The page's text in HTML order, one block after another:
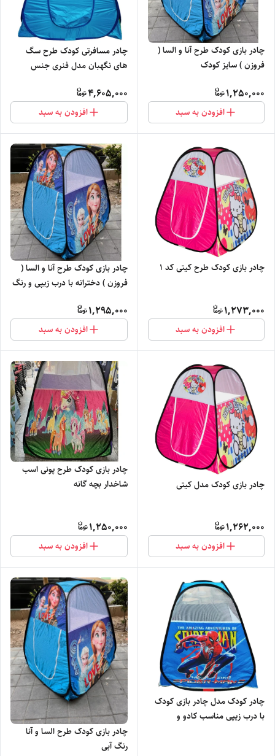
چادر بازی کودک طرح آنا و السا (
فروزن ) سایز کودک
1,250,000
افزودن به سبد
چادر مسافرتی کودک طرح سگ
های نگهبان مدل فنری جنس
4,605,000
افزودن به سبد
چادر بازی کودک طرح کیتی کد 1
1,273,000
افزودن به سبد
چادر بازی کودک طرح آنا و السا (
فروزن ) دخترانه با درب زیپی و رنگ
1,295,000
افزودن به سبد
چادر بازی کودک مدل کیتی
1,262,000
افزودن به سبد
چادر بازی کودک طرح پونی اسب
شاخدار بچه گانه
1,250,000
افزودن به سبد
چادر کودک مدل چادر بازی کودک
با درب زیپی مناسب کادو و
چادر بازی کودک طرح السا و آنا
رنگ آبی